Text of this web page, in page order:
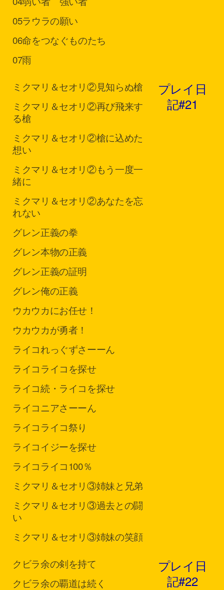
05ラウラの願い
06命をつなぐものたち
07雨
ミクマリ＆セオリ②見知らぬ槍
ミクマリ＆セオリ②再び飛来す
る槍
ミクマリ＆セオリ②槍に込めた
想い
ミクマリ＆セオリ②もう一度一
緒に
ミクマリ＆セオリ②あなたを忘
れない
グレン正義の拳
グレン本物の正義
グレン正義の証明
グレン俺の正義
ウカウカにお任せ！
ウカウカが勇者！
ライコれっぐずさーーん
ライコライコを探せ
ライコ続・ライコを探せ
ライコニアさーーん
ライコライコ祭り
ライコイジーを探せ
ライコライコ100％
ミクマリ＆セオリ③姉妹と兄弟
ミクマリ＆セオリ③過去との闘
い
ミクマリ＆セオリ③姉妹の笑顔
プレイ日
記#21
クビラ余の剣を持て
クビラ余の覇道は続く
プレイ日
記#22